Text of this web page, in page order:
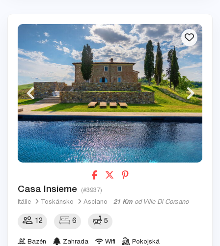
Casa Insieme (#3937)
Itálie Toskánsko Asciano 21 Km od Ville Di Corsano
12 6 5
Bazén Zahrada Wifi
Pokojská